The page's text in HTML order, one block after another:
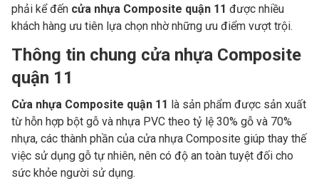
phải kể đến cửa nhựa Composite quận 11 được nhiều
khách hàng ưu tiên lựa chọn nhờ những ưu điểm vượt trội.
Thông tin chung cửa nhựa Composite
quận 11
Cửa nhựa Composite quận 11 là sản phẩm được sản xuất
từ hỗn hợp bột gỗ và nhựa PVC theo tỷ lệ 30% gỗ và 70%
nhựa, các thành phần của cửa nhựa Composite giúp thay thế
việc sử dụng gỗ tự nhiên, nên có độ an toàn tuyệt đối cho
sức khỏe người sử dụng.